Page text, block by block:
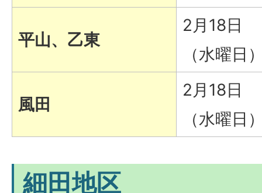
平山、乙東
2月18日
（水曜日
風田
2月18日
（水曜日
細田地区